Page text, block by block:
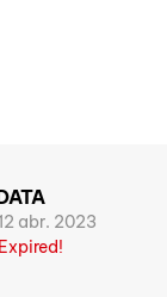
abr. 2023
Expired!